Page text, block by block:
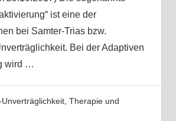
ist eine der
bei Samter-Trias bzw.
Bei der Adaptiven
wird …
,Therapie und